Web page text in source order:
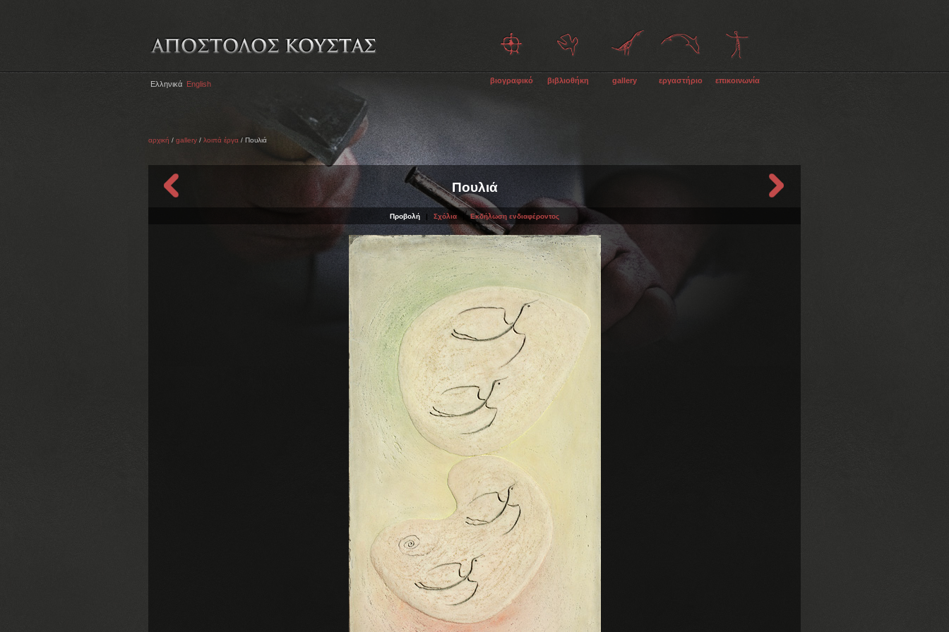
Ελληνικά English βιογραφικό βιβλιοθήκη gallery εργαστήριο επικοινωνία
αρχική / gallery / λοιπά έργα / Πουλιά
Πουλιά
Προβολή | Σχόλια | Εκδήλωση ενδιαφέροντος